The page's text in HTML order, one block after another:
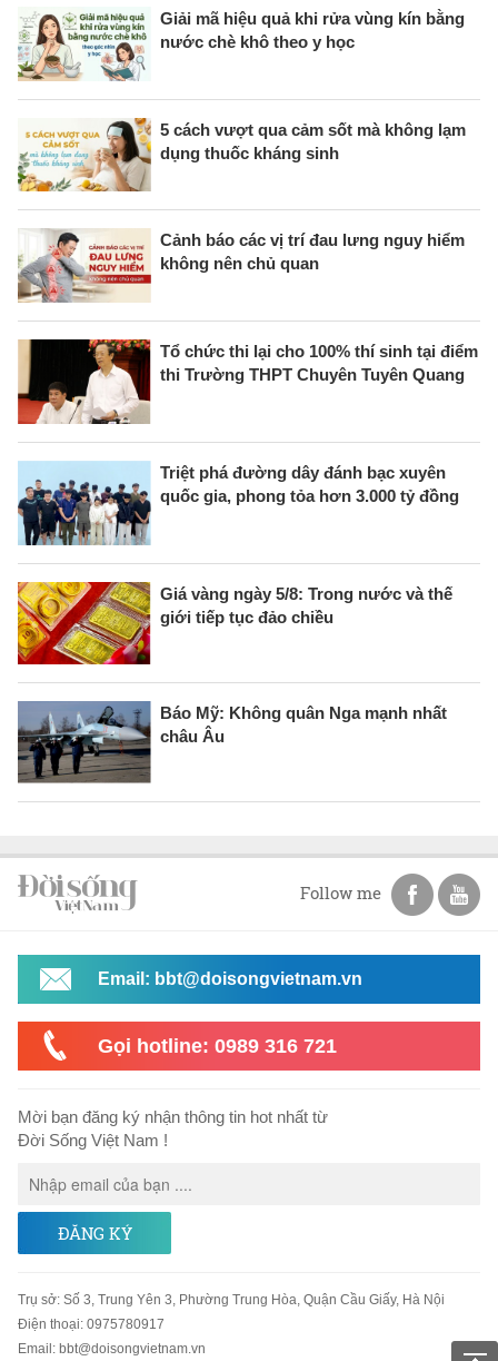
Giải mã hiệu quả khi rửa vùng kín bằng
nước chè khô theo y học
5 cách vượt qua cảm sốt mà không lạm
dụng thuốc kháng sinh
Cảnh báo các vị trí đau lưng nguy hiểm
không nên chủ quan
Tổ chức thi lại cho 100% thí sinh tại điểm
thi Trường THPT Chuyên Tuyên Quang
Triệt phá đường dây đánh bạc xuyên
quốc gia, phong tỏa hơn 3.000 tỷ đồng
Giá vàng ngày 5/8: Trong nước và thế
giới tiếp tục đảo chiều
Báo Mỹ: Không quân Nga mạnh nhất
châu Âu
Follow me
Email: bbt@doisongvietnam.vn
Gọi hotline: 0989 316 721
Mời bạn đăng ký nhận thông tin hot nhất từ
Đời Sống Việt Nam !
ĐĂNG KÝ
Trụ sở: Số 3, Trung Yên 3, Phường Trung Hòa, Quận Cầu Giấy, Hà Nội
Điện thoại: 0975780917
Email : bbt@doisongvietnam.vn